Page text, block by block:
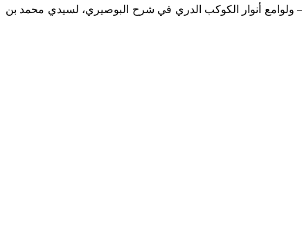
محمد بن قاسم جسوس، ج1 ص6، دار الرشاد الحديثة، دون تاريخ. – ولوامع أنوار الكوكب الدري في شرح البوصيري، لسيدي محمد بن